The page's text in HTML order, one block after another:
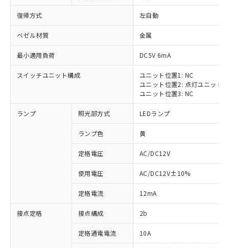
復帰方式 左自動
ベゼル材質 金属
最小適用負荷 DC5V 6mA
スイッチユニット構成
ユニット位置1: NC
ユニット位置2: 点灯ユニット
ユニット位置3: NC
ランプ 照光部方式 LEDランプ
ランプ色 黄
定格電圧 AC/DC12V
使用電圧 AC/DC12V±10%
定格電流 12mA
接点定格 接点構成 2b
定格通電電流 10A
ご利用条件
※1 対応状況
対応済み：EU RoHS指令（10物質）の
非含有に対応した製品が提供可能な商品で
す。
対応予定：EU RoHS指令（10物質）の非含
有に対応した製品に切り替える予定のある